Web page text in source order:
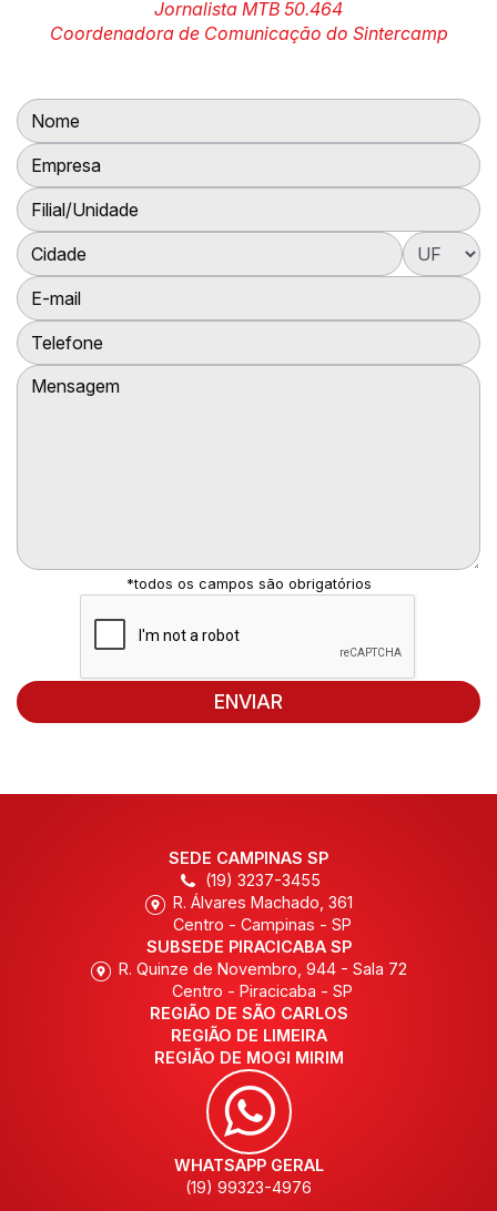
Jornalista MTB 50.464
Coordenadora de Comunicação do Sintercamp
Nome:
Empresa:
Filial/Unidade:
Cidade:
UF:
E-mail:
Telefone:
Mensagem:
*todos os campos são obrigatórios
ENVIAR
SEDE CAMPINAS SP
(19) 3237-3455
R. Álvares Machado, 361
Centro - Campinas - SP
SUBSEDE PIRACICABA SP
R. Quinze de Novembro, 944 - Sala 72
Centro - Piracicaba - SP
REGIÃO DE SÃO CARLOS
REGIÃO DE LIMEIRA
REGIÃO DE MOGI MIRIM
WHATSAPP GERAL
(19) 99323-4976